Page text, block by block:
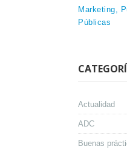
Marketing,
Públicas
Actualidad
ADC
Buenas